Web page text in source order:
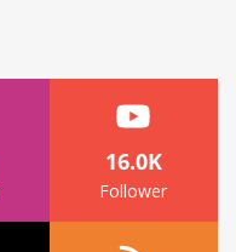
16.0K
Follower